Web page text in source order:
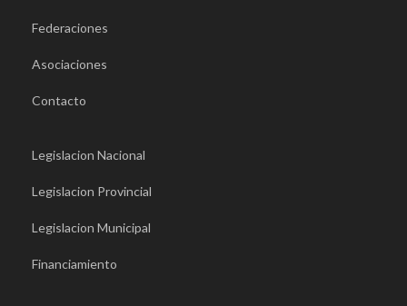
Federaciones
Asociaciones
Contacto
Legislacion Nacional
Legislacion Provincial
Legislacion Municipal
Financiamiento